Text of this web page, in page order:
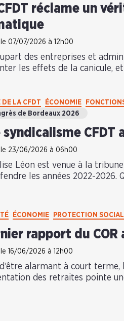
réclame un
le 07/07/2026 à 12h00
des entreprises et
les effets de la canicule,
DE LA CFDT ÉCONOMIE
de Bordeaux 2026
syndicalisme CFDT
le 23/06/2026 à 06h00
Léon est venue à la
les années 2022-2026.
ÉCONOMIE PROTECTION
rapport du
le 16/06/2026 à 12h00
alarmant à court terme,
des retraites pointe